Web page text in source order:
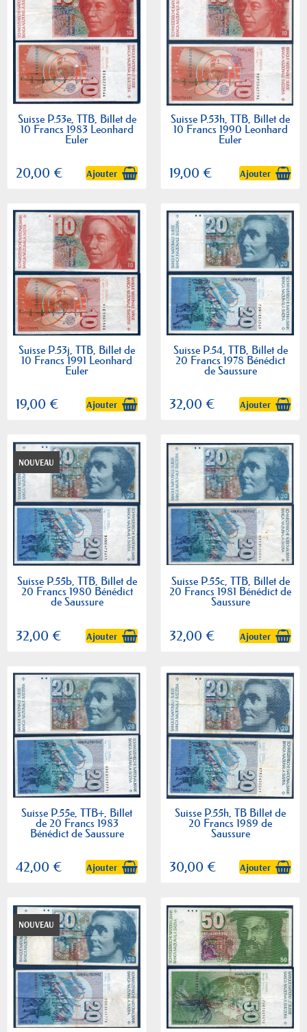
Suisse P.53e, TTB, Billet de
10 Francs 1983 Leonhard
Euler
20,00 € Ajouter
Suisse P.53h, TTB, Billet de
10 Francs 1990 Leonhard
Euler
19,00 € Ajouter
Suisse P.53j, TTB, Billet de
10 Francs 1991 Leonhard
Euler
19,00 € Ajouter
Suisse P.54, TTB, Billet de
20 Francs 1978 Bénédict
de Saussure
32,00 € Ajouter
NOUVEAU
Suisse P.55b, TTB, Billet de
20 Francs 1980 Bénédict
de Saussure
32,00 € Ajouter
Suisse P.55c, TTB, Billet de
20 Francs 1981 Bénédict de
Saussure
32,00 € Ajouter
Suisse P.55e, TTB+, Billet
de 20 Francs 1983
Bénédict de Saussure
42,00 € Ajouter
Suisse P.55h, TB Billet de
20 Francs 1989 de
Saussure
30,00 € Ajouter
NOUVEAU